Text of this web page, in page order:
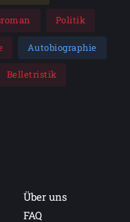
Politik
Autobiographie
Belletristik
Über uns
FAQ